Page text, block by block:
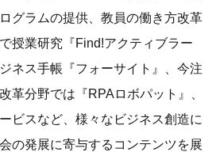
グラムの提供、教員の働き方改革
授業研究『Find!アクティブラー
ネス手帳『フォーサイト』、今注
革分野では『RPAロボパット』、
ビスなど、様々なビジネス創造に
の発展に寄与するコンテンツを展